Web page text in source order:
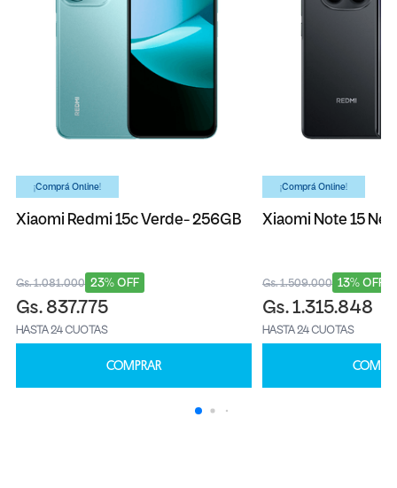
¡Comprá Online!
Xiaomi Redmi 15c Verde- 256GB
23% OFF
Gs. 1.081.000
Gs. 837.775
HASTA 24 CUOTAS
COMPRAR
¡Comprá Online!
Xiaomi Note 15
13% OFF
Gs. 1.509.000
Gs. 1.315.848
HASTA 24 CUOTAS